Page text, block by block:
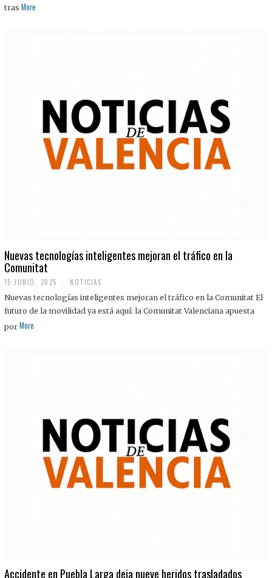
tras More
Nuevas tecnologías inteligentes mejoran el tráfico en la
Comunitat
15 JUNIO, 2025 NOTICIAS
Nuevas tecnologías inteligentes mejoran el tráfico en la Comunitat El
futuro de la movilidad ya está aquí: la Comunitat Valenciana apuesta
por More
Accidente en Puebla Larga deja nueve heridos trasladados